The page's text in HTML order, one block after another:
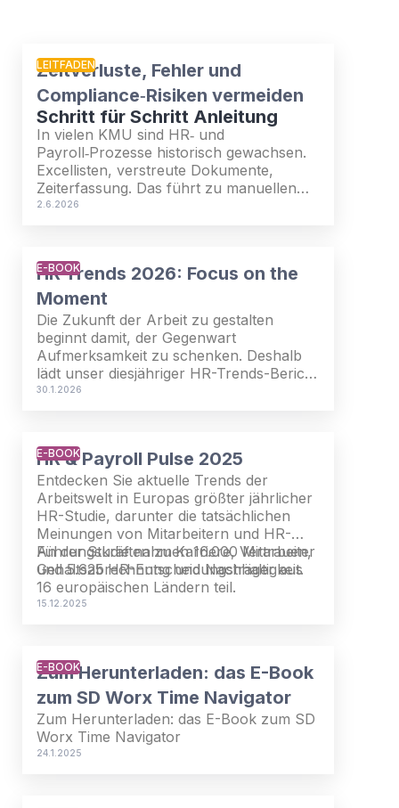
LEITFADEN
Zeitverluste, Fehler und
Compliance‑Risiken vermeiden
Schritt für Schritt Anleitung
In vielen KMU sind HR‑ und
Payroll‑Prozesse historisch gewachsen.
Excellisten, verstreute Dokumente,
Zeiterfassung. Das führt zu manuellen
Aufwänden, erhöht die Fehleranfälligkeit
gegensteuern und Kosten, Zeit und
Sicherheit zurückgewinnen.
2.6.2026
E-BOOK
HR Trends 2026: Focus on the
Moment
Die Zukunft der Arbeit zu gestalten
beginnt damit, der Gegenwart
Aufmerksamkeit zu schenken. Deshalb
lädt unser diesjähriger HR-Trends-Bericht
Sie dazu ein, den Moment in den Fokus
30.1.2026
E-BOOK
HR & Payroll Pulse 2025
Entdecken Sie aktuelle Trends der
Arbeitswelt in Europas größter jährlicher
HR-Studie, darunter die tatsächlichen
Meinungen von Mitarbeitern und HR-
Führungskräften zu Karriere, Vertrauen,
Gehaltsabrechnung und Nachhaltigkeit.
An der Studie nahmen 16.000 Mitarbeiter
und 5.625 HR-Entscheidungsträger aus
16 europäischen Ländern teil.
15.12.2025
E-BOOK
Zum Herunterladen: das E-Book
zum SD Worx Time Navigator
Zum Herunterladen: das E-Book zum SD
Worx Time Navigator
24.1.2025